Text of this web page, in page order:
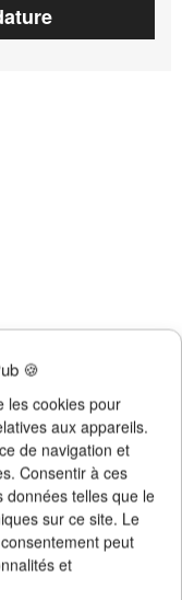
🍪
les cookies pour
aux appareils.
de navigation et
Consentir à ces
telles que le
sur ce site. Le
peut
et